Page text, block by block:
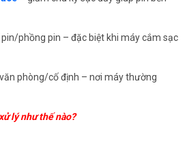
phồng pin – đặc biệt khi máy cắm sạc
phòng/cố định – nơi máy thường
lý như thế nào?